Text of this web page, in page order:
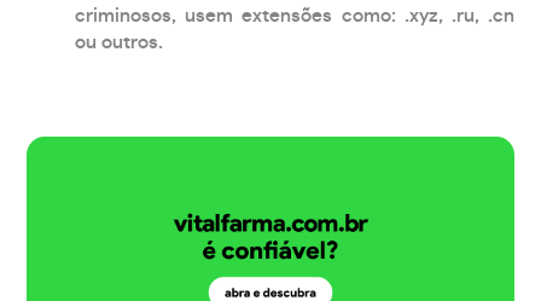
criminosos, usem extensões como: .xyz, .ru, .cn
ou outros.